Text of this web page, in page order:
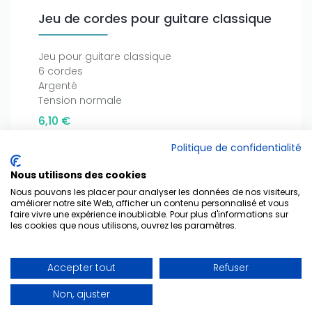
Jeu de cordes pour guitare classique
Jeu pour guitare classique
6 cordes
Argenté
Tension normale
6,10 €
Référence : 7670
Ajouter au panier
Début
Politique de confidentialité
Nous utilisons des cookies
Nous pouvons les placer pour analyser les données de nos visiteurs,
améliorer notre site Web, afficher un contenu personnalisé et vous
faire vivre une expérience inoubliable. Pour plus d'informations sur
les cookies que nous utilisons, ouvrez les paramètres.
Accepter tout
Refuser
Non, ajuster